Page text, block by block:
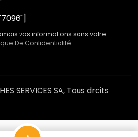
vos informations sans votre
De Confidentialité
SERVICES SA, Tous droits